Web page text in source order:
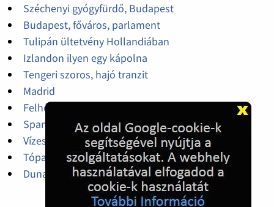
Széchenyi gyógyfürdő, Budapest
Budapest, főváros, parlament
Tulipán ültetvény Hollandiában
Izlandon ilyen egy kápolna
Tengeri szoros, hajó tranzit
Madrid
Felhőkarcolók között
Spanyol üdülés, tengerpart
Vízesés
Tóparti vár
Duna-part